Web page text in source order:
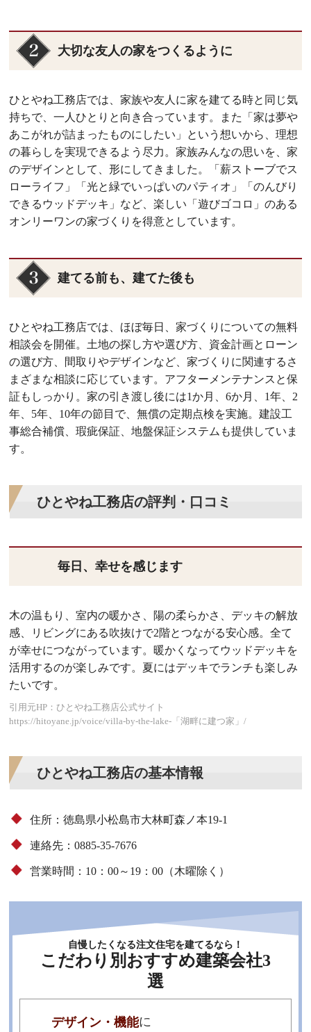
大切な友人の家をつくるように
ひとやね工務店では、家族や友人に家を建てる時と同じ気
持ちで、一人ひとりと向き合っています。また「家は夢や
あこがれが詰まったものにしたい」という想いから、理想
の暮らしを実現できるよう尽力。家族みんなの思いを、家
のデザインとして、形にしてきました。「薪ストーブでス
ローライフ」「光と緑でいっぱいのパティオ」「のんびり
できるウッドデッキ」など、楽しい「遊びゴコロ」のある
オンリーワンの家づくりを得意としています。
建てる前も、建てた後も
ひとやね工務店では、ほぼ毎日、家づくりについての無料
相談会を開催。土地の探し方や選び方、資金計画とローン
の選び方、間取りやデザインなど、家づくりに関連するさ
まざまな相談に応じています。アフターメンテナンスと保
証もしっかり。家の引き渡し後には1か月、6か月、1年、2
年、5年、10年の節目で、無償の定期点検を実施。建設工
事総合補償、瑕疵保証、地盤保証システムも提供していま
す。
ひとやね工務店の評判・口コミ
毎日、幸せを感じます
木の温もり、室内の暖かさ、陽の柔らかさ、デッキの解放
感、リビングにある吹抜けで2階とつながる安心感。全て
が幸せにつながっています。暖かくなってウッドデッキを
活用するのが楽しみです。夏にはデッキでランチも楽しみ
たいです。
引用元HP：ひとやね工務店公式サイト
https://hitoyane.jp/voice/villa-by-the-lake-「湖畔に建つ家」/
ひとやね工務店の基本情報
住所：徳島県小松島市大林町森ノ本19-1
連絡先：0885-35-7676
営業時間：10：00～19：00（木曜除く）
自慢したくなる注文住宅を建てるなら！
こだわり別おすすめ建築会社3
選
デザイン・機能に